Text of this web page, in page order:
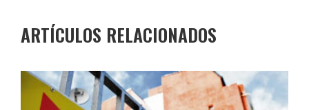
ARTÍCULOS RELACIONADOS